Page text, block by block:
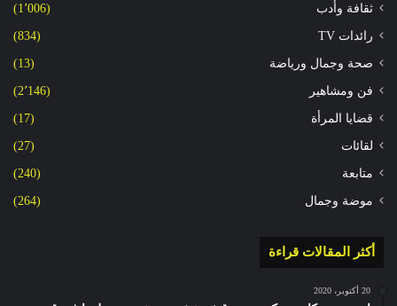
ثقافة وأدب (1٬006)
رائدات TV (834)
صحة وجمال ورياضة (13)
فن ومشاهير (2٬146)
قضايا المرأة (17)
لقائات (27)
متابعة (240)
موضة وجمال (264)
أكثر المقالات قراءة
20 أكتوبر، 2020